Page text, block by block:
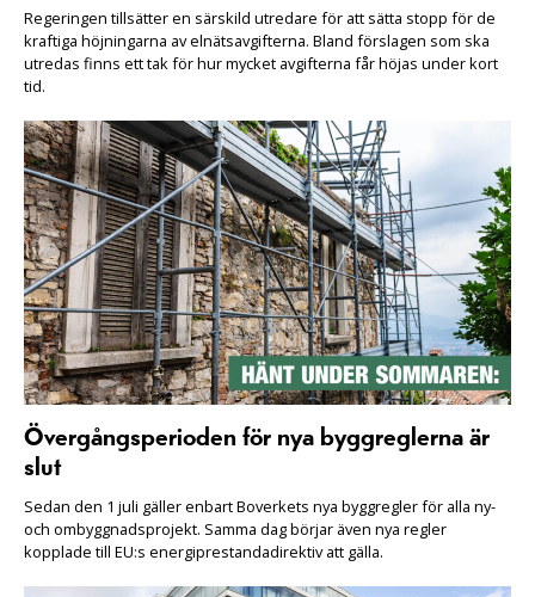
Regeringen tillsätter en särskild utredare för att sätta stopp för de
kraftiga höjningarna av elnätsavgifterna. Bland förslagen som ska
utredas finns ett tak för hur mycket avgifterna får höjas under kort
tid.
Övergångsperioden för nya byggreglerna är
slut
Sedan den 1 juli gäller enbart Boverkets nya byggregler för alla ny-
och ombyggnadsprojekt. Samma dag börjar även nya regler
kopplade till EU:s energiprestandadirektiv att gälla.